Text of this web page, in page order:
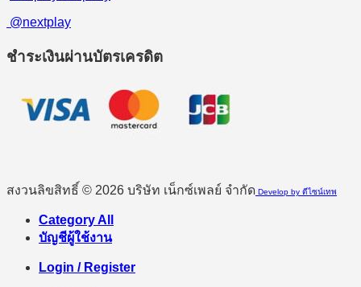
@nextplay
ชำระเงินผ่านบัตรเครดิต
สงวนลิขสิทธิ์ © 2026 บริษัท เน็กซ์เพลย์ จำกัด Develop by ดีไซน์เทพ
Category All
บัญชีผู้ใช้งาน
Login / Register